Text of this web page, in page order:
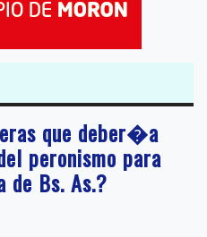
que deber�a
peronismo para
de Bs. As.?